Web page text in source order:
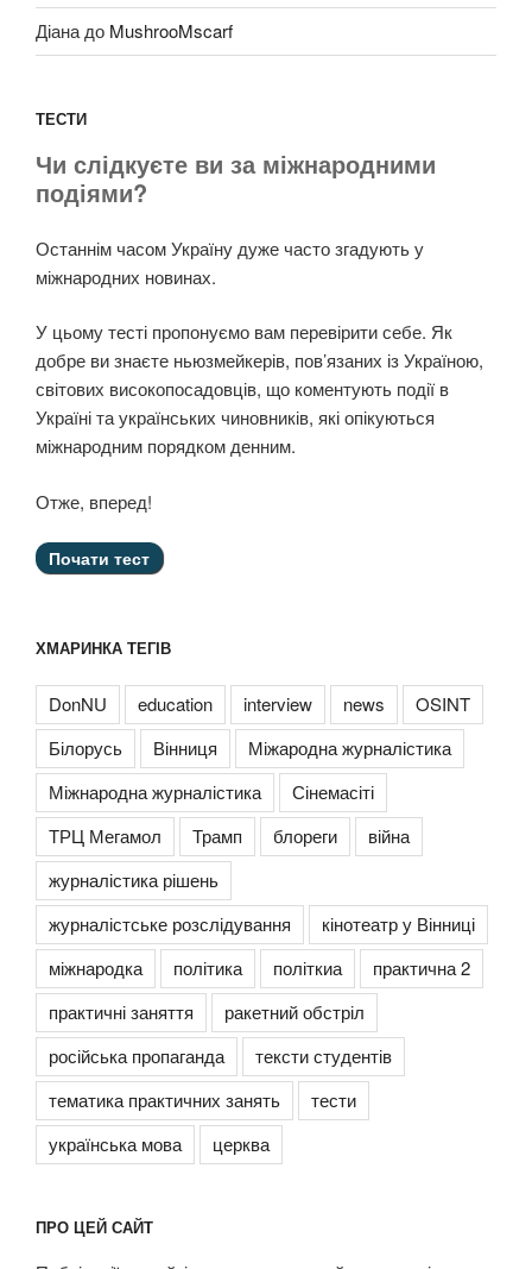
Діана до MushrooMscarf
ТЕСТИ
Чи слідкуєте ви за міжнародними
подіями?
Останнім часом Україну дуже часто згадують у
міжнародних новинах.
У цьому тесті пропонуємо вам перевірити себе. Як
добре ви знаєте ньюзмейкерів, пов’язаних із Україною,
світових високопосадовців, що коментують події в
Україні та українських чиновників, які опікуються
міжнародним порядком денним.
Отже, вперед!
ХМАРИНКА ТЕГІВ
DonNU education interview news
OSINT
Білорусь
Вінниця
Міжародна журналістика
Міжнародна журналістика
Сінемасіті
ТРЦ Мегамол
Трамп блореги
війна
журналістика рішень
журналістське розслідування
кінотеатр у Вінниці
міжнародка
політика політкиа
практична 2
практичні заняття
ракетний обстріл
російська пропаганда
тексти студентів
тематика практичних занять
тести
українська мова
церква
ПРО ЦЕЙ САЙТ